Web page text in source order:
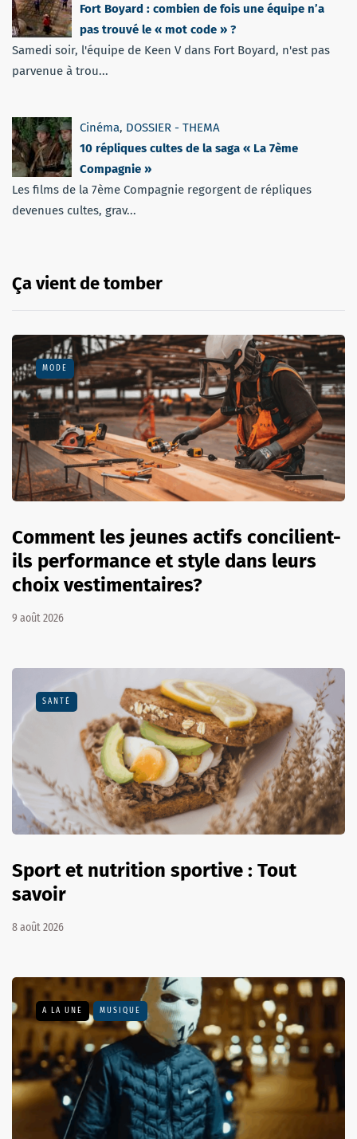
Fort Boyard : combien de fois une équipe n’a
pas trouvé le « mot code » ?
Samedi soir, l'équipe de Keen V dans Fort Boyard, n'est pas
parvenue à trou...
Cinéma, DOSSIER - THEMA
10 répliques cultes de la saga « La 7ème
Compagnie »
Les films de la 7ème Compagnie regorgent de répliques
devenues cultes, grav...
Ça vient de tomber
MODE
Comment les jeunes actifs concilient-
ils performance et style dans leurs
choix vestimentaires?
9 août 2026
SANTÉ
Sport et nutrition sportive : Tout
savoir
8 août 2026
A LA UNE MUSIQUE